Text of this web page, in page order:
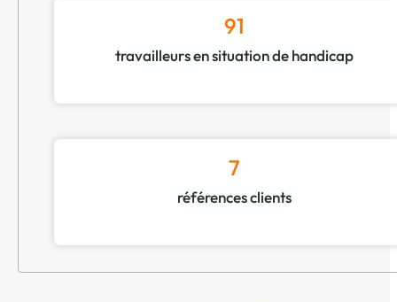
91
travailleurs en situation de handicap
7
références clients